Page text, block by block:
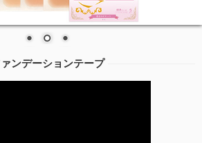
ンデーションテープ